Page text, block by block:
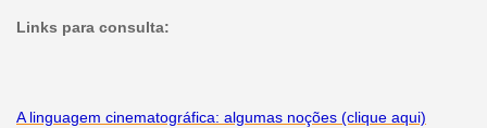
Links para consulta:
A linguagem cinematográfica: algumas noções (clique aqui)